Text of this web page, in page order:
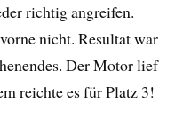
richtig angreifen.
nicht. Resultat war
Der Motor lief
reichte es für Platz 3!